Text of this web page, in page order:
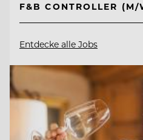
F&B CONTROLLER (M/
Entdecke alle Jobs